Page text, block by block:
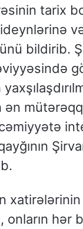
tarix
bildirib.
ən
onların hər